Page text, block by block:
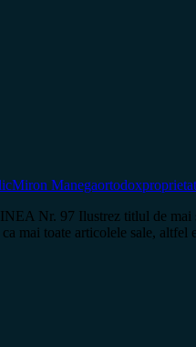
Miron Manegaortodox
Nr. 97 Ilustrez titlul de mai
mai toate articolele sale,